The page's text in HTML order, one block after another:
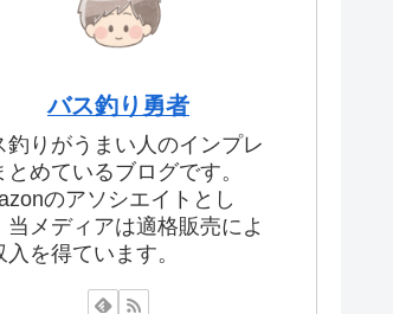
バス釣り勇者
釣りがうまい人のインプレ
とめているブログです。
のアソシエイトとし
当メディアは適格販売によ
入を得ています。